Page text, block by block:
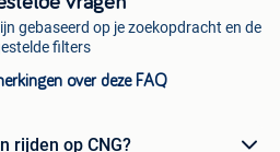
gebaseerd op je zoekopdracht en de
filters
over deze FAQ
rijden op CNG?